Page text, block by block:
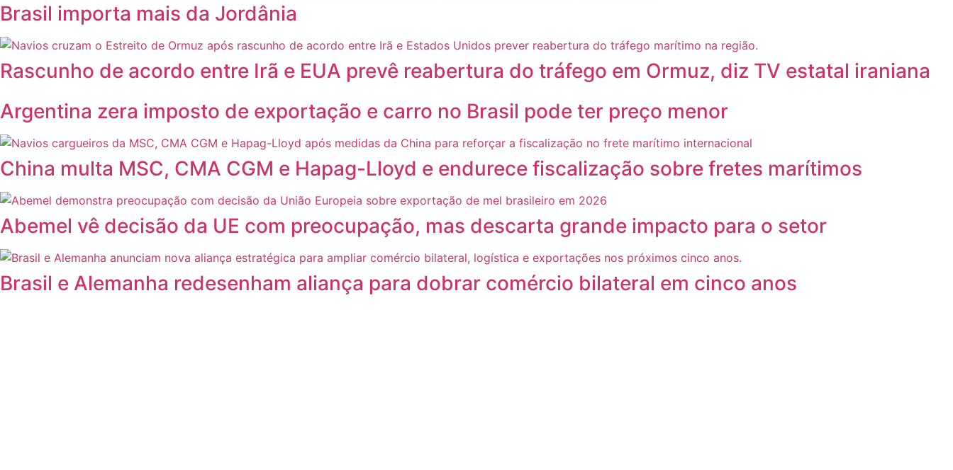
Brasil importa mais da Jordânia
Rascunho de acordo entre Irã e EUA prevê reabertura do tráfego em Ormuz, diz TV estatal iraniana
Argentina zera imposto de exportação e carro no Brasil pode ter preço menor
China multa MSC, CMA CGM e Hapag-Lloyd e endurece fiscalização sobre fretes marítimos
Abemel vê decisão da UE com preocupação, mas descarta grande impacto para o setor
Brasil e Alemanha redesenham aliança para dobrar comércio bilateral em cinco anos